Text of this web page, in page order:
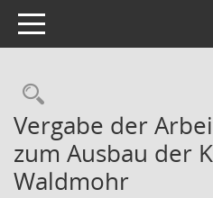
Toggle navigation
Vergabe der
zum Ausbau der
Waldmohr